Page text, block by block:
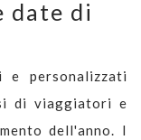
date di
e personalizzati
di viaggiatori e
dell'anno. I